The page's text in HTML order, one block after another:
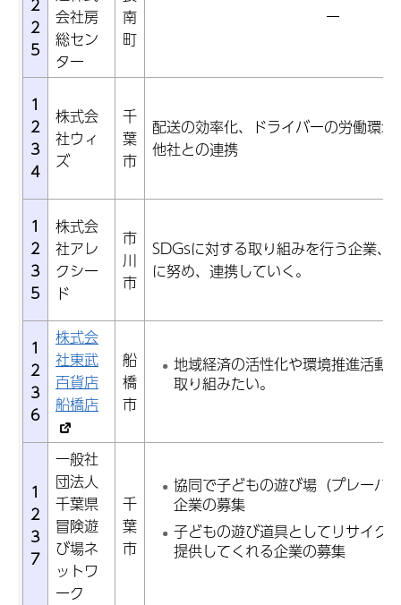
2
2
5
会社房
総セン
ター
南
町
ー
1
2
3
4
株式会
社ウィ
ズ
千
葉
市
配送の効率化、ドライバーの労働環
他社との連携
1
2
3
5
株式会
社アレ
クシー
ド
市
川
市
SDGsに対する取り組みを行う企業、
に努め、連携していく。
1
2
3
6
株式会
社東武
百貨店
船橋店
船
橋
市
地域経済の活性化や環境推進活動
取り組みたい。
1
2
3
7
一般社
団法人
千葉県
冒険遊
び場ネ
ットワ
ーク
千
葉
市
協同で子どもの遊び場（プレーパ
企業の募集
子どもの遊び道具としてリサイク
提供してくれる企業の募集